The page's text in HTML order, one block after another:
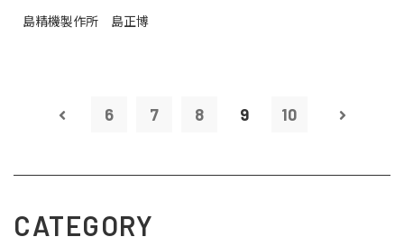
島精機製作所 島正博
6 7 8 9 10
CATEGORY